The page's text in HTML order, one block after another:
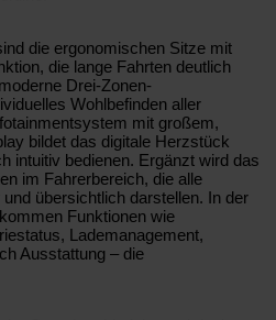
die ergonomischen Sitze mit
die lange Fahrten deutlich
Drei-Zonen-
Wohlbefinden aller
mit großem,
bildet das digitale Herzstück
intuitiv bedienen. Ergänzt wird das
im Fahrerbereich, die alle
übersichtlich darstellen. In der
Funktionen wie
Lademanagement,
Ausstattung – die